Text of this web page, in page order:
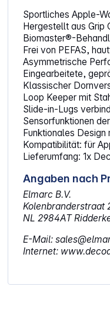
Sportliches Apple-
Hergestellt aus
Biomaster®-
Frei von PEFAS,
Asymmetrische
Eingearbeitete,
Klassischer
Loop Keeper mit
Slide-in-Lugs
Sensorfunktionen
Funktionales
Kompatibilität: für
Lieferumfang: 1x
Angaben nach
Elmarc B.V.
Kolenbranderstraat
NL 2984AT
E-Mail:
Internet: